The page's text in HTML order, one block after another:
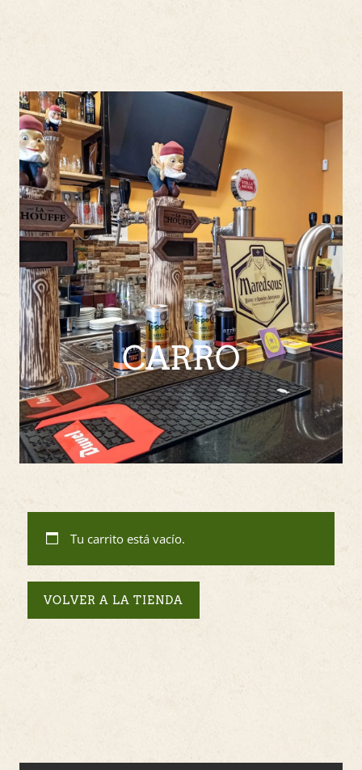
CARRO
Tu carrito está vacío.
VOLVER A LA TIENDA